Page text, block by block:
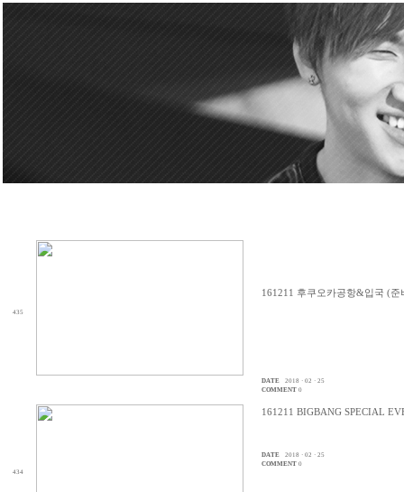
435
161211 후쿠오카공항&입국 (준
DATE
2018 · 02 · 25
COMMENT 0
434
161211 BIGBANG SPECIAL
DATE
2018 · 02 · 25
COMMENT 0